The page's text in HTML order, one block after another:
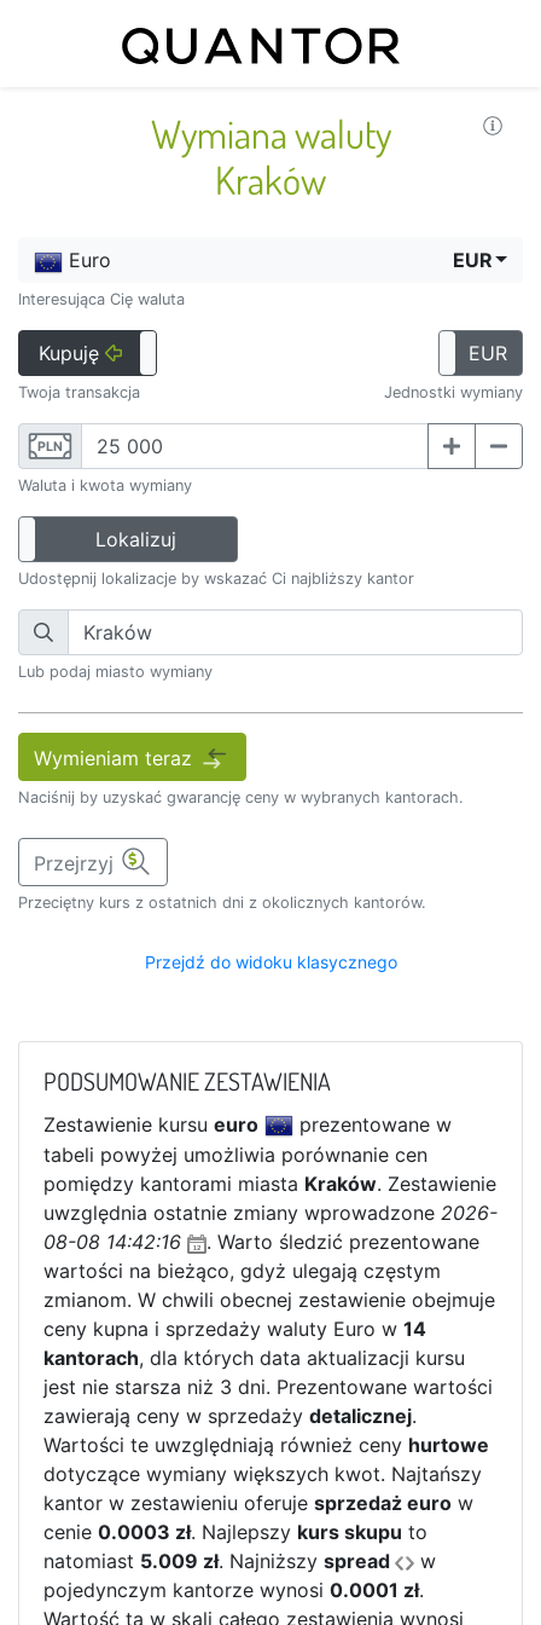
Wymiana waluty
Kraków
Euro EUR
Interesująca Cię waluta
Kupuję EUR
Twoja transakcja Jednostki wymiany
PLN
Waluta i kwota wymiany
Lokalizuj
Udostępnij lokalizacje by wskazać Ci najbliższy kantor
Lub podaj miasto wymiany
Wymieniam teraz
Naciśnij by uzyskać gwarancję ceny w wybranych kantorach.
Przejrzyj
Przeciętny kurs z ostatnich dni z okolicznych kantorów.
Przejdź do widoku klasycznego
PODSUMOWANIE ZESTAWIENIA
Zestawienie kursu euro
prezentowane w
tabeli powyżej umożliwia porównanie cen
pomiędzy kantorami miasta Kraków. Zestawienie
uwzględnia ostatnie zmiany wprowadzone 2026-
08-08 14:42:16
. Warto śledzić prezentowane
wartości na bieżąco, gdyż ulegają częstym
zmianom. W chwili obecnej zestawienie obejmuje
ceny kupna i sprzedaży waluty Euro w 14
kantorach, dla których data aktualizacji kursu
jest nie starsza niż 3 dni. Prezentowane wartości
zawierają ceny w sprzedaży detalicznej.
Wartości te uwzględniają również ceny hurtowe
dotyczące wymiany większych kwot. Najtańszy
kantor w zestawieniu oferuje sprzedaż euro w
cenie 0.0003 zł. Najlepszy kurs skupu to
natomiast 5.009 zł. Najniższy spread
w
pojedynczym kantorze wynosi 0.0001 zł.
Wartość ta w skali całego zestawienia wynosi